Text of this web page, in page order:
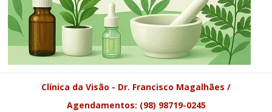
Clínica da Visão - Dr. Francisco Magalhães /
Agendamentos: (98) 98719-0245